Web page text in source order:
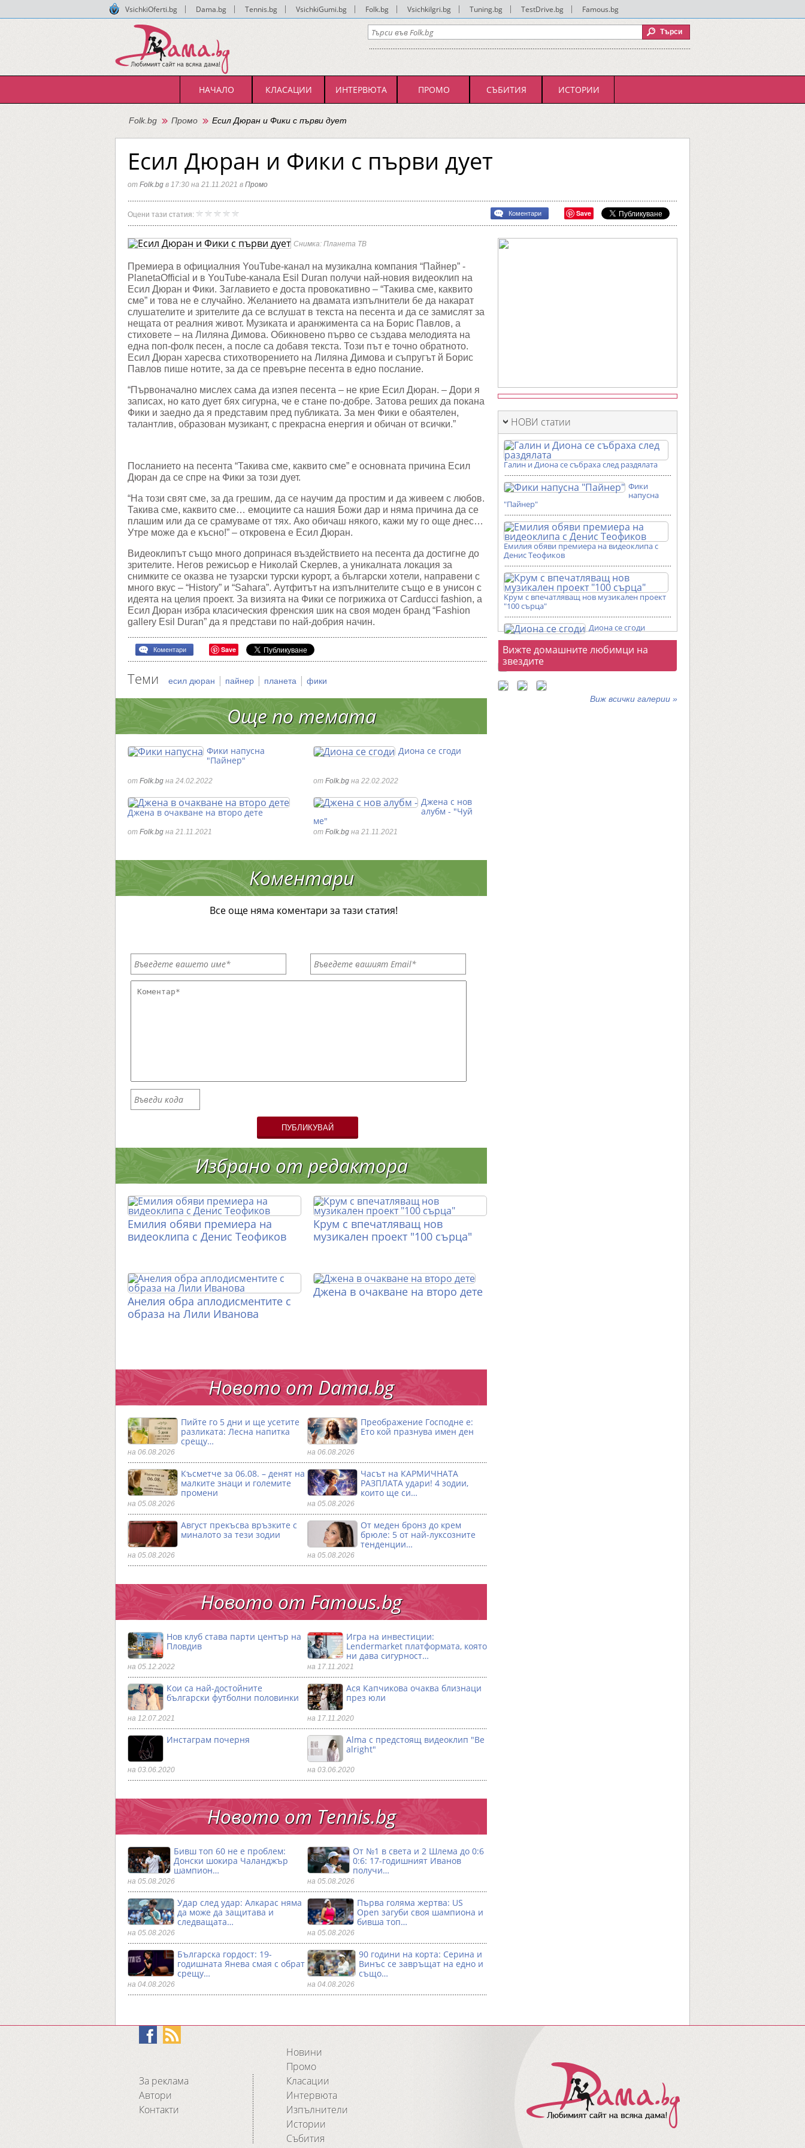
VsichkiOferti.bg Dama.bg Tennis.bg VsichkiGumi.bg Folk.bg VsichkiIgri.bg Tuning.bg TestDrive.bg Famous.bg
НАЧАЛО КЛАСАЦИИ ИНТЕРВЮТА ПРОМО СЪБИТИЯ ИСТОРИИ
Folk.bg Промо Есил Дюран и Фики с първи дует
Есил Дюран и Фики с първи дует
от Folk.bg в 17:30 на 21.11.2021 в Промо
Оцени тази статия:
и
Фики
с
дует
Коментари Save
Снимка: Планета ТВ
Премиера в официалния YouTube-канал на музикална компания “Пайнер” -
PlanetaOfficial и в YouTube-канала Esil Durаn получи най-новия видеоклип на
Есил Дюран и Фики. Заглавието е доста провокативно – “Такива сме, каквито
сме” и това не е случайно. Желанието на двамата изпълнители бе да накарат
слушателите и зрителите да се вслушат в текста на песента и да се замислят за
нещата от реалния живот. Музиката и аранжимента са на Борис Павлов, а
стиховете – на Лиляна Димова. Обикновено първо се създава мелодията на
една поп-фолк песен, а после са добавя текста. Този път е точно обратното.
Есил Дюран харесва стихотворението на Лиляна Димова и съпругът й Борис
Павлов пише нотите, за да се превърне песента в едно послание.
“Първоначално мислех сама да изпея песента – не крие Есил Дюран. – Дори я
записах, но като дует бях сигурна, че е стане по-добре. Затова реших да покана
Фики и заедно да я представим пред публиката. За мен Фики е обаятелен,
талантлив, образован музикант, с прекрасна енергия и обичан от всички.”
Посланието на песента “Такива сме, каквито сме” е основната причина Есил
Дюран да се спре на Фики за този дует.
“На този свят сме, за да грешим, да се научим да простим и да живеем с любов.
Такива сме, каквито сме… емоциите са нашия Божи дар и няма причина да се
плашим или да се срамуваме от тях. Ако обичаш някого, кажи му го още днес…
Утре може да е късно!” – откровена е Есил Дюран.
Видеоклипът също много допринася въздействието на песента да достигне до
зрителите. Негов режисьор е Николай Скерлев, а уникалната локация за
снимките се оказва не тузарски турски курорт, а български хотели, направени с
много вкус – “History” и “Sahara”. Аутфитът на изпълнителите също е в унисон с
идеята на целия проект. За визията на Фики се погрижиха от Carducci fashion, а
Есил Дюран избра класическия френския шик на своя моден бранд “Fashion
gallery Esil Duran” да я представи по най-добрия начин.
Коментари Save
Теми есил дюран | пайнер | планета | фики
Още по темата
Фики напусна
"Пайнер"
от Folk.bg на 24.02.2022
Диона се сгоди
от Folk.bg на 22.02.2022
Джена в очакване на второ дете
от Folk.bg на 21.11.2021
Джена с нов
алубм - "Чуй
ме"
от Folk.bg на 21.11.2021
Коментари
Все още няма коментари за тази статия!
ПУБЛИКУВАЙ
Избрано от редактора
Емилия обяви премиера на
видеоклипа с Денис Теофиков
Крум с впечатляващ нов
музикален проект "100 сърца"
Анелия обра аплодисментите с
образа на Лили Иванова
Джена в очакване на второ дете
Новото от Dama.bg
Пийте го 5 дни и ще усетите
разликата: Лесна напитка
срещу…
на 06.08.2026
Преображение Господне е:
Ето кой празнува имен ден
на 06.08.2026
Късметче за 06.08. – денят на
малките знаци и големите
промени
на 05.08.2026
Часът на КАРМИЧНАТА
РАЗПЛАТА удари! 4 зодии,
които ще си…
на 05.08.2026
Август прекъсва връзките с
миналото за тези зодии
на 05.08.2026
От меден бронз до крем
брюле: 5 от най-луксозните
тенденции…
на 05.08.2026
Новото от Famous.bg
Нов клуб става парти център на
Пловдив
на 05.12.2022
Игра на инвестиции:
Lendermarket платформата, която
ни дава сигурност…
на 17.11.2021
Кои са най-достойните
български футболни половинки
на 12.07.2021
Ася Капчикова очаква близнаци
през юли
на 17.11.2020
Инстаграм почерня
на 03.06.2020
Alma с предстоящ видеоклип "Be
alright"
на 03.06.2020
Новото от Тennis.bg
Бивш топ 60 не е проблем:
Донски шокира Чаланджър
шампион…
на 05.08.2026
От №1 в света и 2 Шлема до 0:6
0:6: 17-годишният Иванов
получи…
на 05.08.2026
Удар след удар: Алкарас няма
да може да защитава и
следващата…
на 05.08.2026
Първа гoляма жертва: US
Open загуби своя шампиона и
бивша топ…
на 05.08.2026
Българска гордост: 19-
годишната Янева смая с обрат
срещу…
на 04.08.2026
90 години на корта: Серина и
Винъс се зaвръщат на едно и
също…
на 04.08.2026
НОВИ статии
Галин и Диона се събраха след раздялата
Фики
напусна
"Пайнер"
Емилия обяви премиера на видеоклипа с
Денис Теофиков
Крум с впечатляващ нов музикален проект
"100 сърца"
Диона се сгоди
Фотогалерии
Вижте домашните любимци на
звездите
Виж всички галерии »
За реклама
Автори
Контакти
Новини
Промо
Класации
Интервюта
Изпълнители
Истории
Събития